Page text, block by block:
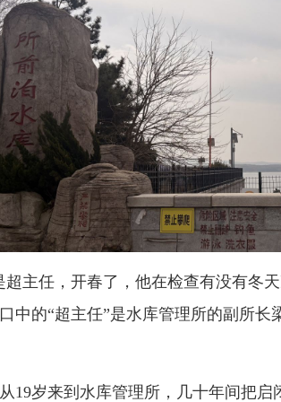
任，开春了，他在检查有没有冬天
中的“超主任”是水库管理所的副所
岁来到水库管理所，几十年间把启